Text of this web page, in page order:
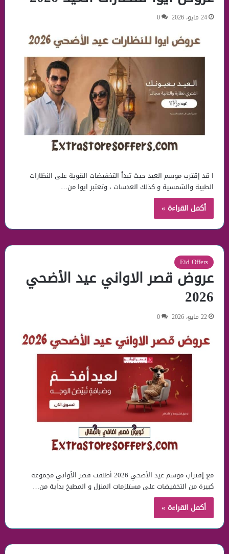
24 مايو، 2026 0
ا قد إقترب موسم العيد حيث تبدأ التخفيضات القوية على النظارات
الطبية والشمسية و كذلك العدسات ، وتعتبر ايوا من…
أكمل القراءة »
Eid Offers
عروض قصر الاواني عيد الأضحي
2026
22 مايو، 2026 0
مع إقتراب موسم عيد الأضحي 2026 أطلقت قصر الأواني مجموعة
كبيرة من التخفيضات على مستلزمات المنزل و المطبخ بداية من…
أكمل القراءة »